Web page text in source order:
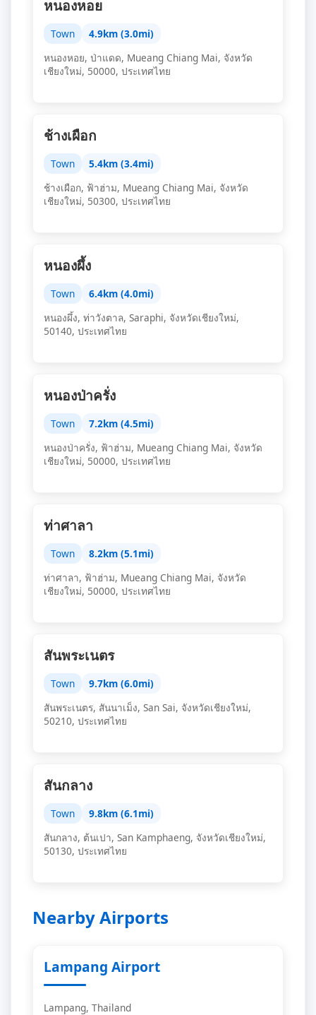
หนองหอย
Town
4.9km (3.0mi)
หนองหอย, ป่าแดด, Mueang Chiang Mai, จังหวัด
เชียงใหม่, 50000, ประเทศไทย
ช้างเผือก
Town
5.4km (3.4mi)
ช้างเผือก, ฟ้าฮ่าม, Mueang Chiang Mai, จังหวัด
เชียงใหม่, 50300, ประเทศไทย
หนองผึ้ง
Town
6.4km (4.0mi)
หนองผึ้ง, ท่าวังตาล, Saraphi, จังหวัดเชียงใหม่,
50140, ประเทศไทย
หนองป่าครั่ง
Town
7.2km (4.5mi)
หนองป่าครั่ง, ฟ้าฮ่าม, Mueang Chiang Mai, จังหวัด
เชียงใหม่, 50000, ประเทศไทย
ท่าศาลา
Town
8.2km (5.1mi)
ท่าศาลา, ฟ้าฮ่าม, Mueang Chiang Mai, จังหวัด
เชียงใหม่, 50000, ประเทศไทย
สันพระเนตร
Town
9.7km (6.0mi)
สันพระเนตร, สันนาเม็ง, San Sai, จังหวัดเชียงใหม่,
50210, ประเทศไทย
สันกลาง
Town
9.8km (6.1mi)
สันกลาง, ต้นเปา, San Kamphaeng, จังหวัดเชียงใหม่,
50130, ประเทศไทย
Nearby Airports
Lampang Airport
Lampang, Thailand